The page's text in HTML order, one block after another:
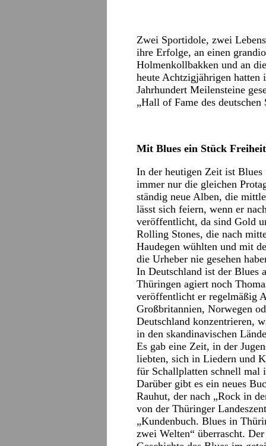
Zwei Sportidole, zwei
ihre Erfolge, an einen
Holmenkollbakken und an
heute Achtzigjährigen
Jahrhundert Meilensteine
„Hall of Fame des deutschen
Mit Blues ein Stück
In der heutigen Zeit ist
immer nur die gleichen
ständig neue Alben, die
lässt sich feiern, wenn er
veröffentlicht, da sind Gold
Rolling Stones, die nach
Haudegen wühlten und mit
die Urheber nie gesehen
In Deutschland ist der Blues
Thüringen agiert noch
veröffentlicht er regelmäßig
Großbritannien, Norwegen
Deutschland konzentrieren,
in den skandinavischen
Es gab eine Zeit, in der
liebten, sich in Liedern und
für Schallplatten schnell mal
Darüber gibt es ein neues
Rauhut, der nach „Rock in
von der Thüringer
„Kundenbuch. Blues in
zwei Welten“ überrascht.